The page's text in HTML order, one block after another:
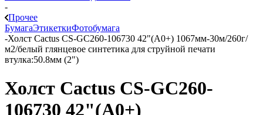
-
Прочее
БумагаЭтикеткиФотобумага
-Холст Cactus CS-GC260-106730 42"(A0+) 1067мм-30м/260г/
м2/белый глянцевое синтетика для струйной печати
втулка:50.8мм (2")
Холст Cactus CS-GC260-
106730 42"(A0+)